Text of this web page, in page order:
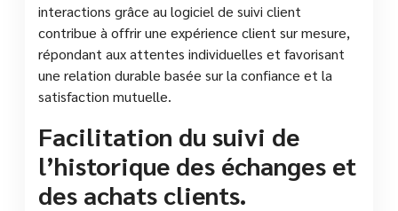
interactions grâce au logiciel de suivi client
contribue à offrir une expérience client sur mesure,
répondant aux attentes individuelles et favorisant
une relation durable basée sur la confiance et la
satisfaction mutuelle.
Facilitation du suivi de
l’historique des échanges et
des achats clients.